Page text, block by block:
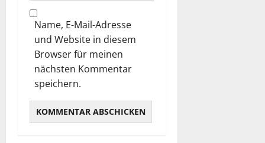
Name, E-Mail-Adresse
und Website in diesem
Browser für meinen
nächsten Kommentar
speichern.